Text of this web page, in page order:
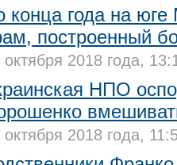
конца года на
построенный
октября 2018 года,
НПО
октября 2018 года,